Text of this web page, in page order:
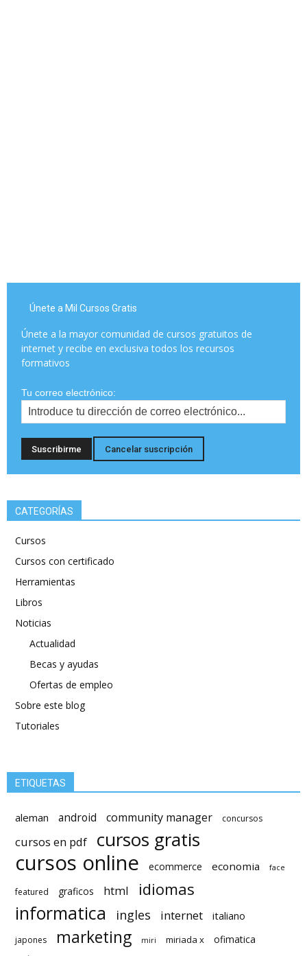
Únete a Mil Cursos Gratis
Únete a la mayor comunidad de cursos gratuitos de
internet y recibe en exclusiva todos los recursos
formativos
Tu correo electrónico:
CATEGORÍAS
Cursos
Cursos con certificado
Herramientas
Libros
Noticias
Actualidad
Becas y ayudas
Ofertas de empleo
Sobre este blog
Tutoriales
ETIQUETAS
aleman android community manager concursos
cursos en pdf cursos gratis
cursos online ecommerce economia face
featured graficos html idiomas
informatica ingles internet italiano
japones marketing miri miriada x ofimatica